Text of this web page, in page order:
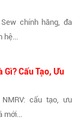
chính hãng, đa
hệ...
Gì? Cấu Tạo, Ưu
cấu tạo, ưu
mới...